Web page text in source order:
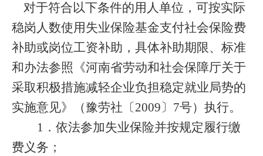
对于符合以下条件的用人单位， 可按实际
稳岗人数使用失业保险基金支付社会保险费
补助或岗位工资补助，具体补助期限、标准
和办法参照《河南省劳动和社会保障厅关于
采取积极措施减轻企业负担稳定就业局势的
实施意见》（豫劳社〔2009〕 7号）执行。
1 ．依法参加失业保险并按规定履行缴
费义务；